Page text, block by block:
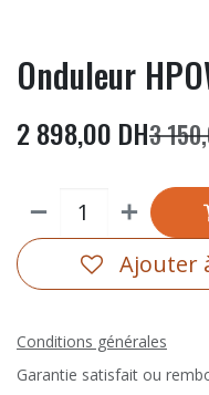
Onduleur
2 898,00 DH3
Ajouter
Conditions générales
Garantie satisfait ou